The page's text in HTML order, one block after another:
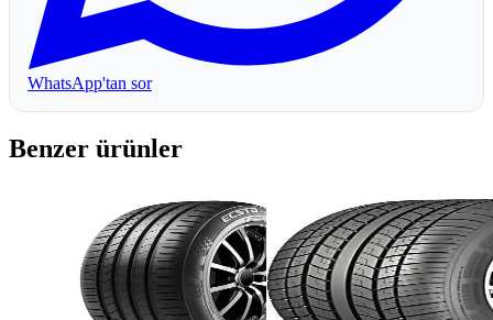
WhatsApp'tan sor
Benzer ürünler